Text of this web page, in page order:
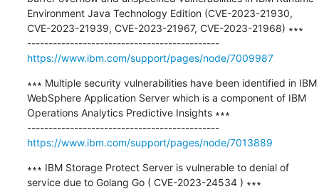
Environment Java Technology Edition (CVE-2023-21930,
CVE-2023-21939, CVE-2023-21967, CVE-2023-21968) ∗∗∗
---------------------------------------------
https://www.ibm.com/support/pages/node/7009987
∗∗∗ Multiple security vulnerabilities have been identified in IBM
WebSphere Application Server which is a component of IBM
Operations Analytics Predictive Insights ∗∗∗
---------------------------------------------
https://www.ibm.com/support/pages/node/7013889
∗∗∗ IBM Storage Protect Server is vulnerable to denial of
service due to Golang Go ( CVE-2023-24534 ) ∗∗∗